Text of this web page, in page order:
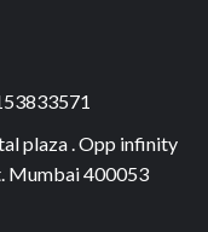
plaza . Opp infinity
Mumbai 400053